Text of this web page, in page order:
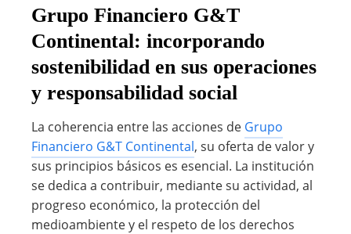
Grupo Financiero G&T
Continental: incorporando
sostenibilidad en sus operaciones
y responsabilidad social
La coherencia entre las acciones de Grupo
Financiero G&T Continental, su oferta de valor y
sus principios básicos es esencial. La institución
se dedica a contribuir, mediante su actividad, al
progreso económico, la protección del
medioambiente y el respeto de los derechos